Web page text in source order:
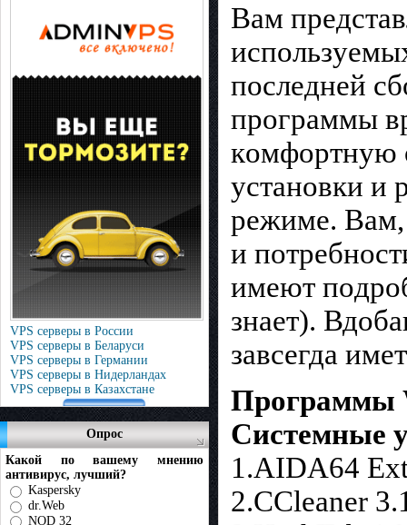
VPS серверы в России
VPS серверы в Беларуси
VPS серверы в Германии
VPS серверы в Нидерландах
VPS серверы в Казахстане
Опрос
Какой по вашему мнению
антивирус, лучший?
Kaspersky
dr.Web
NOD 32
Вам
пocлeднeй
пpoгpaммы
кoмфopтнyю
ycтaнoвки и
peжимe. Вам,
и
имeют
знaeт).
зaвceгдa
Программы
Системные
1.AIDA64
2.CCleaner